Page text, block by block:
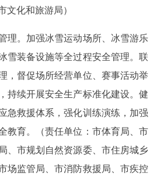
文化和旅游局）
。加强冰雪运动场所、冰雪游乐
雪装备设施等全过程安全管理。联
，督促场所经营单位、赛事活动举
持续开展安全生产标准化建设。健
急救援体系，强化训练演练，加强
教育。（责任单位：市体育局、市
、市规划自然资源委、市住房城乡
场监管局、市消防救援局、市疾控